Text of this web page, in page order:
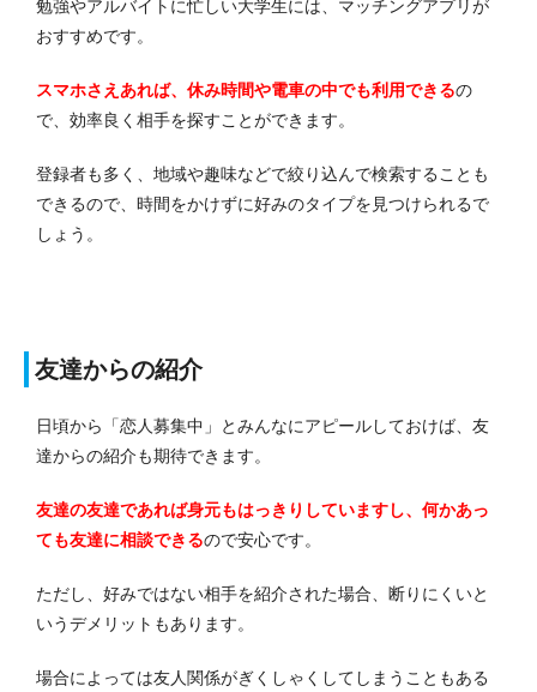
勉強やアルバイトに忙しい大学生には、マッチングアプリが
おすすめです。
スマホさえあれば、休み時間や電車の中でも利用できるの
で、効率良く相手を探すことができます。
登録者も多く、地域や趣味などで絞り込んで検索することも
できるので、時間をかけずに好みのタイプを見つけられるで
しょう。
友達からの紹介
日頃から「恋人募集中」とみんなにアピールしておけば、友
達からの紹介も期待できます。
友達の友達であれば身元もはっきりしていますし、何かあっ
ても友達に相談できるので安心です。
ただし、好みではない相手を紹介された場合、断りにくいと
いうデメリットもあります。
場合によっては友人関係がぎくしゃくしてしまうこともある